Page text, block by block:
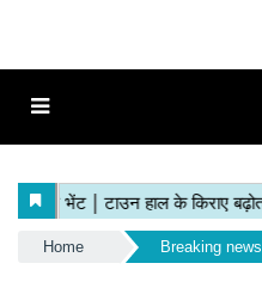
Home Breaking news